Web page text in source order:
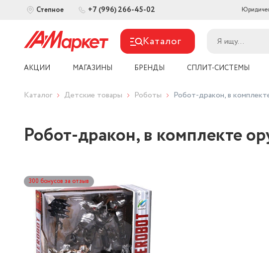
Степное +7 (996) 266-45-02
Каталог
АКЦИИ МАГАЗИНЫ БРЕНДЫ СПЛИТ-СИСТЕМЫ
Каталог Детские товары Роботы Робот-дракон, в
Робот-дракон, в комплекте
300 бонусов за отзыв